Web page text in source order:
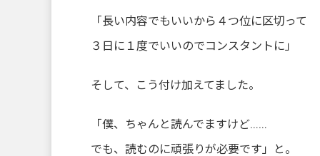
「長い内容でもいいから４つ位に区切って
３日に１度でいいのでコンスタントに」
そして、こう付け加えてました。
「僕、ちゃんと読んでますけど……
でも、読むのに頑張りが必要です」と。